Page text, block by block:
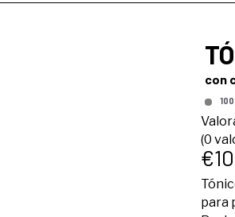
con
(0
€
para